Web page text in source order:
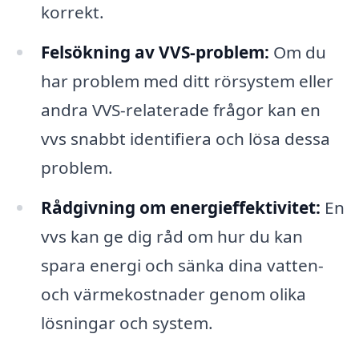
korrekt.
Felsökning av VVS-problem: Om du
har problem med ditt rörsystem eller
andra VVS-relaterade frågor kan en
vvs snabbt identifiera och lösa dessa
problem.
Rådgivning om energieffektivitet: En
vvs kan ge dig råd om hur du kan
spara energi och sänka dina vatten-
och värmekostnader genom olika
lösningar och system.